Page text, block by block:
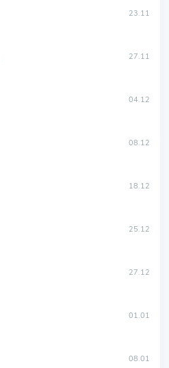
23.11
27.11
04.12
08.12
18.12
25.12
27.12
01.01
08.01